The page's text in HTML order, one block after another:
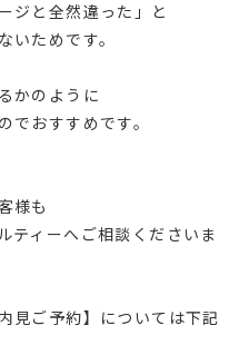
ジと全然違った」と
いためです。
かのように
でおすすめです。
様も
ティーへご相談くださいま
見ご予約】については下記